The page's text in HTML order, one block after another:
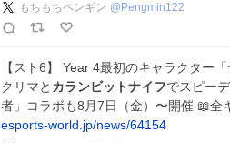
もちもちペンギン @ Pengmin122
【スト6】 Year 4最初のキャラクター
クリマと カランビットナイフでスピー
者」コラボも8月7日（金）〜開催 📖全
esports-world.jp/news/64154